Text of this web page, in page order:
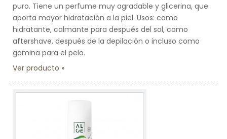
puro. Tiene un perfume muy agradable y glicerina, que
aporta mayor hidratación a la piel. Usos: como
hidratante, calmante para después del sol, como
aftershave, después de la depilación o incluso como
gomina para el pelo.
Ver producto